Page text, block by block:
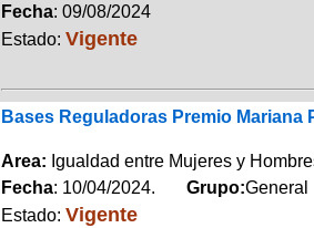
Fecha: 09/08/2024
Estado: Vigente
Bases Reguladoras Premio Mariana
Area: Igualdad entre Mujeres y
Fecha: 10/04/2024. Grupo:General
Estado: Vigente